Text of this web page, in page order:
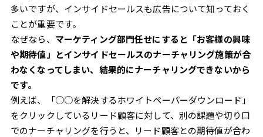
多いですが、インサイドセールスも広告について知っておく
ことが重要です。
なぜなら、 マーケティング部門任せにすると「お客様の興味
や期待値」とインサイドセールスのナーチャリング施策が合
わなくなってしまい、結果的にナーチャリングできないから
です。
例えば、「○○を解決するホワイトペーパーダウンロード」
をクリックしているリード顧客に対して、別の課題や切り口
でのナーチャリングを行うと、リード顧客との期待値が合わ